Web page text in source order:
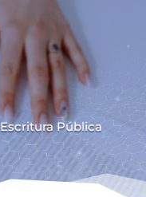
Escritura Pública